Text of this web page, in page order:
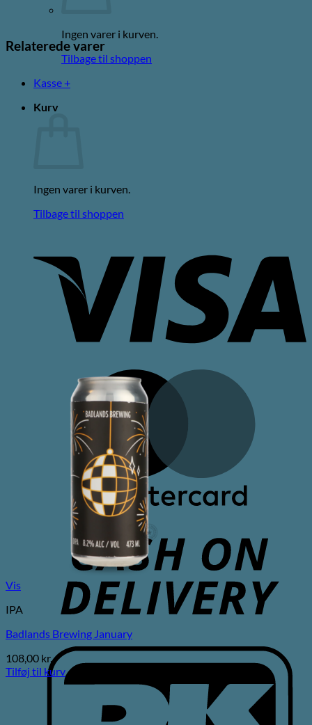
Ingen varer i kurven.
Tilbage til shoppen
Kasse +
Kurv
Ingen varer i kurven.
Tilbage til shoppen
Relaterede varer
Vis
IPA
Badlands Brewing January
108,00 kr.
Tilføj til kurv